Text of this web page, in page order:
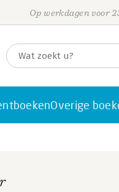
Op werkdagen voor
Overige